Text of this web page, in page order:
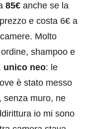
85€ anche se la
e costa 6€ a
Molto
shampoo e
unico neo: le
è stato messo
senza muro, ne
io mi sono